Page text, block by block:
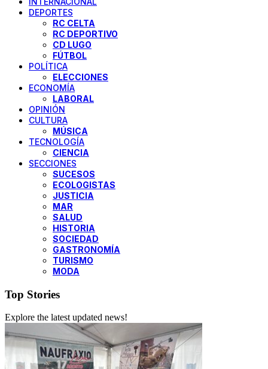
DEPORTES
RC CELTA
RC DEPORTIVO
CD LUGO
FÚTBOL
POLÍTICA
ELECCIONES
ECONOMÍA
LABORAL
OPINIÓN
CULTURA
MÚSICA
TECNOLOGÍA
CIENCIA
SECCIONES
SUCESOS
ECOLOGISTAS
JUSTICIA
MAR
SALUD
HISTORIA
SOCIEDAD
GASTRONOMÍA
TURISMO
MODA
Top Stories
Explore the latest updated news!